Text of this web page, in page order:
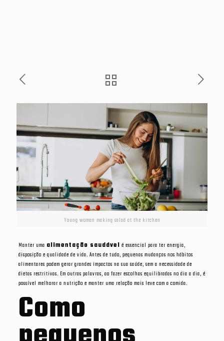
Young woman making salad at the kitchen
Manter uma alimentação saudável é essencial para ter energia,
disposição e qualidade de vida. Antes de tudo, pequenas mudanças nos hábitos
alimentares podem gerar grandes impactos na sua saúde, sem a necessidade de
dietas restritivas. Em outras palavras, ao fazer escolhas equilibradas no dia a dia, é
possível melhorar a nutrição e manter uma relação mais leve com a comida.
Como